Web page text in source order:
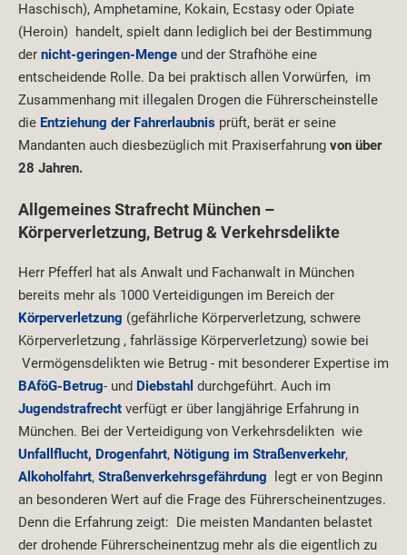
Haschisch), Amphetamine, Kokain, Ecstasy oder Opiate
(Heroin) handelt, spielt dann lediglich bei der Bestimmung
der nicht-geringen-Menge und der Strafhöhe eine
entscheidende Rolle. Da bei praktisch allen Vorwürfen, im
Zusammenhang mit illegalen Drogen die Führerscheinstelle
die Entziehung der Fahrerlaubnis prüft, berät er seine
Mandanten auch diesbezüglich mit Praxiserfahrung von über
28 Jahren.
Allgemeines Strafrecht München –
Körperverletzung, Betrug & Verkehrsdelikte
Herr Pfefferl hat als Anwalt und Fachanwalt in München
bereits mehr als 1000 Verteidigungen im Bereich der
Körperverletzung (gefährliche Körperverletzung, schwere
Körperverletzung , fahrlässige Körperverletzung) sowie bei
Vermögensdelikten wie Betrug - mit besonderer Expertise im
BAföG-Betrug- und Diebstahl durchgeführt. Auch im
Jugendstrafrecht verfügt er über langjährige Erfahrung in
München. Bei der Verteidigung von Verkehrsdelikten wie
Unfallflucht, Drogenfahrt, Nötigung im Straßenverkehr,
Alkoholfahrt, Straßenverkehrsgefährdung legt er von Beginn
an besonderen Wert auf die Frage des Führerscheinentzuges.
Denn die Erfahrung zeigt: Die meisten Mandanten belastet
der drohende Führerscheinentzug mehr als die eigentlich zu